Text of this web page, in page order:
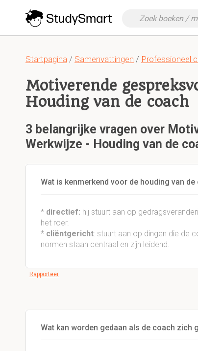
Startpagina / Samenvattingen / Professioneel
Motiverende
Houding van de coach
3 belangrijke vragen over
Werkwijze - Houding van de
Wat is kenmerkend voor de houding van
* directief: hij stuurt aan op
het roer.
* cliëntgericht: stuurt aan op dingen die de
normen staan centraal en zijn leidend.
Rapporteer
Wat kan worden gedaan als de coach zich